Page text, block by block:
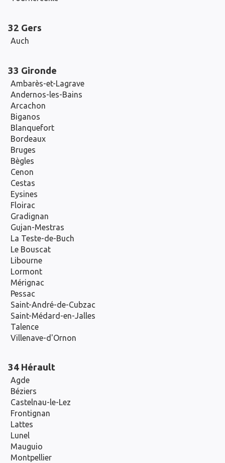
32 Gers
Auch
33 Gironde
Ambarès-et-Lagrave
Andernos-les-Bains
Arcachon
Biganos
Blanquefort
Bordeaux
Bruges
Bègles
Cenon
Cestas
Eysines
Floirac
Gradignan
Gujan-Mestras
La Teste-de-Buch
Le Bouscat
Libourne
Lormont
Mérignac
Pessac
Saint-André-de-Cubzac
Saint-Médard-en-Jalles
Talence
Villenave-d'Ornon
34 Hérault
Agde
Béziers
Castelnau-le-Lez
Frontignan
Lattes
Lunel
Mauguio
Montpellier